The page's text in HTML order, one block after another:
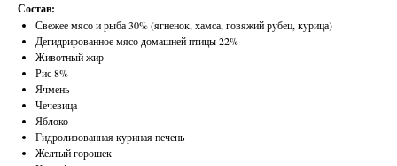
Состав:
Свежее мясо и рыба 30% (ягненок, хамса, говяжий рубец, курица)
Дегидрированное мясо домашней птицы 22%
Животный жир
Рис 8%
Ячмень
Чечевица
Яблоко
Гидролизованная куриная печень
Желтый горошек